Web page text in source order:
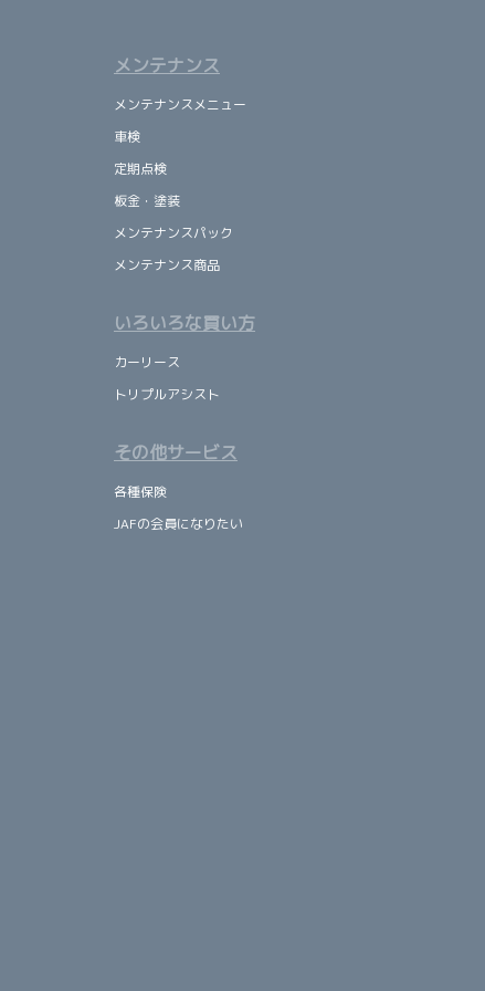
メンテナンス
メンテナンスメニュー
車検
定期点検
板金・塗装
メンテナンスパック
メンテナンス商品
いろいろな買い方
カーリース
トリプルアシスト
その他サービス
各種保険
JAFの会員になりたい